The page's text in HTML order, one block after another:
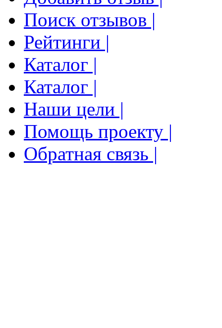
Поиск отзывов |
Рейтинги |
Каталог |
Каталог |
Наши цели |
Помощь проекту |
Обратная связь |